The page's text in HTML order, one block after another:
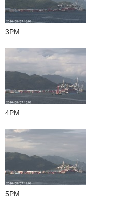
3PM.
4PM.
5PM.